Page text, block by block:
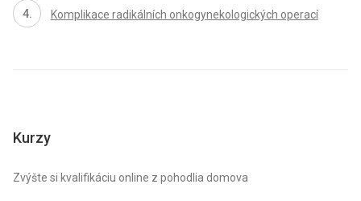
Komplikace radikálních onkogynekologických operací
Kurzy
Zvýšte si kvalifikáciu online z pohodlia domova